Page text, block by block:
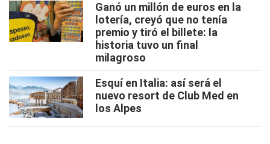
Ganó un millón de euros en la
lotería, creyó que no tenía
premio y tiró el billete: la
historia tuvo un final
milagroso
Esquí en Italia: así será el
nuevo resort de Club Med en
los Alpes